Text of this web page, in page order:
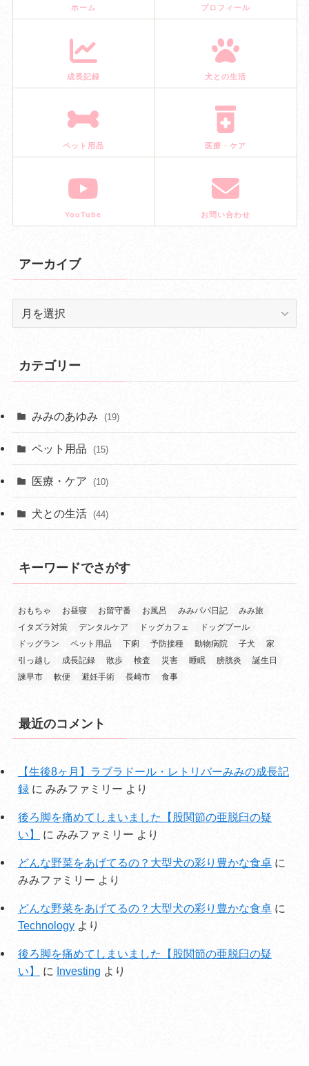
ホーム プロフィール
成長記録 犬との生活
ペット用品 医療・ケア
YouTube お問い合わせ
アーカイブ
ブ
カテゴリー
みみのあゆみ (19)
ペット用品 (15)
医療・ケア (10)
犬との生活 (44)
キーワードでさがす
おもちゃ お昼寝 お留守番 お風呂 みみパパ日記
みみ旅
イタズラ対策
デンタルケア ドッグカフェ
ドッグプール
ドッグラン
ペット用品 下痢 予防接種 動物病院 子犬
家
引っ越し
成長記録 散歩 検査 災害 睡眠 膀胱炎
誕生日
諫早市
軟便 避妊手術 長崎市 食事
最近のコメント
【生後8ヶ月】ラブラドール・レトリバーみみの成長記
録に みみファミリー より
後ろ脚を痛めてしまいました【股関節の亜脱臼の疑
い】
に みみファミリー より
どんな野菜をあげてるの？大型犬の彩り豊かな食卓に
みみファミリー より
どんな野菜をあげてるの？大型犬の彩り豊かな食卓に
Technologyより
後ろ脚を痛めてしまいました【股関節の亜脱臼の疑
い】
に Investing より